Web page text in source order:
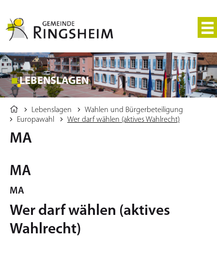
LEBENSLAGEN
Lebenslagen
Wahlen und Bürgerbeteiligung
Europawahl
Wer darf wählen (aktives Wahlrecht)
MA
MA
MA
Wer darf wählen (aktives
Wahlrecht)